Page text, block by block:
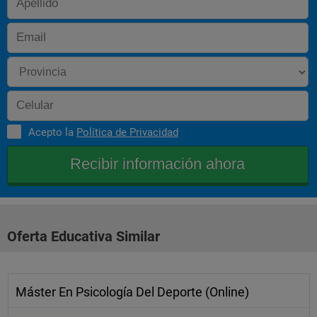
CEPAC
AENOA
Apostilla de la Haya
Fondo Social Europeo
Ministerio de Trabajo y Asuntos Sociales
Acepto la Política de Privacidad
Oferta Educativa Similar
Máster En Psicología Del Deporte (Online)